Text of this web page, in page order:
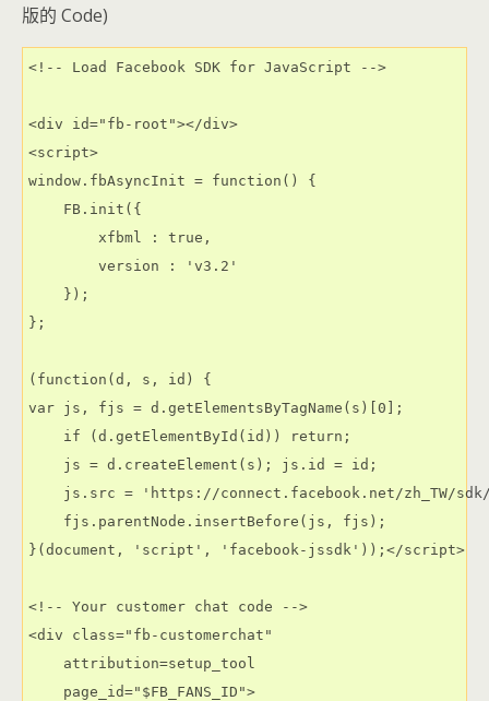
版的 Code)
<!-- Load Facebook SDK for JavaScript -->
<div id="fb-root"></div>
<script>
window.fbAsyncInit = function() {
FB.init({
xfbml : true,
version : 'v3.2'
});
};
(function(d, s, id) {
var js, fjs = d.getElementsByTagName(s)[0];
if (d.getElementById(id)) return;
js = d.createElement(s); js.id = id;
js.src = 'https://connect.facebook.net/zh_TW/
fjs.parentNode.insertBefore(js, fjs);
}(document, 'script', 'facebook-jssdk'));</script>
<!-- Your customer chat code -->
<div class="fb-customerchat"
attribution=setup_tool
page_id="$FB_FANS_ID">